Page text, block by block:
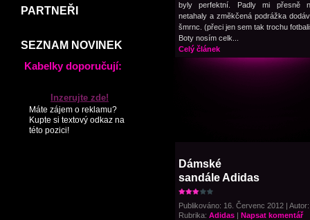
byly perfektní. Padly mi přesně
netahaly a změkčená podrážka
šmrnc. (přeci jen sem tak trochu
Boty nosím celk...
Celý článek
Dámské
sandále Adidas
Publikováno: 16. Červenc 2012 | Autor:
Rubrika: Adidas | Napsat komentář
PARTNEŘI
SEZNAM NOVINEK
Kabelky doporučují:
Inzerujte zde!
Máte zájem o reklamu?
Kupte si textový odkaz na
této pozici!